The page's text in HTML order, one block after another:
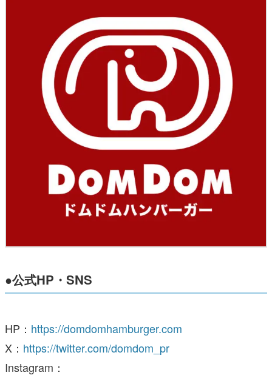
●公式HP・SNS
HP： https://domdomhamburger.com
X： https://twitter.com/domdom_pr
Instagram：